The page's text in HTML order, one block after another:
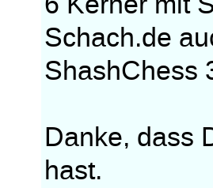
Schach.de
Danke, dass
hast.